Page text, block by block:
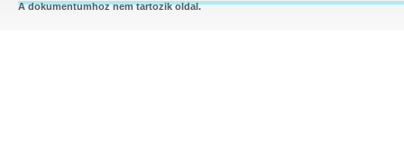
A dokumentumhoz nem tartozik oldal.